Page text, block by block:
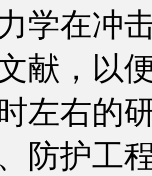
学在冲
献，以
左右的
防护工